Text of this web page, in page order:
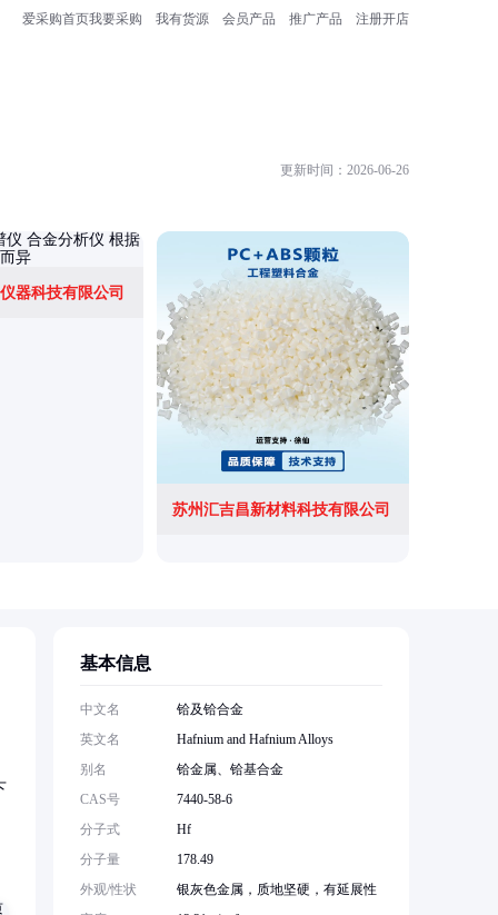
爱采购首页我要采购 我有货源 会员产品 推广产品 注册开店
更新时间：2026-06-26
器科技有限公司
苏州汇吉昌新材料科技有限公司
基本信息
中文名
铪及铪合金
英文名
Hafnium and Hafnium Alloys
别名
铪金属、铪基合金
CAS号
7440-58-6
分子式
Hf
分子量
178.49
外观/性状
银灰色金属，质地坚硬，有延展性